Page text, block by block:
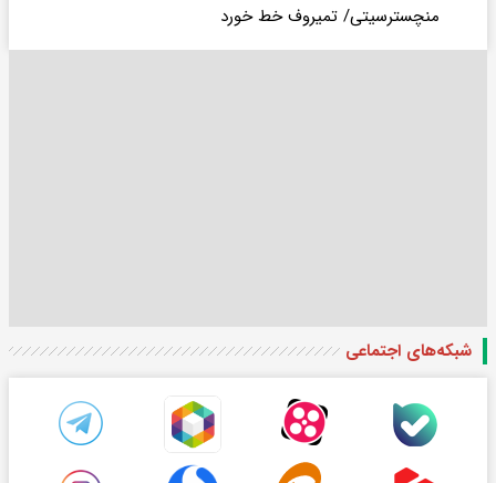
منچسترسیتی/ تمیروف خط خورد
شبکه‌های اجتماعی